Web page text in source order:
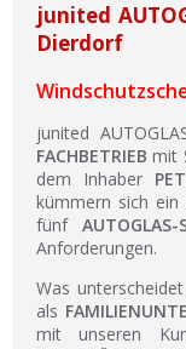
junited
Dierdorf
junited
FACHBETRIEB mit
dem Inhaber
kümmern sich ein
fünf AUTOGLAS-
Anforderungen.
Was
als
mit unseren